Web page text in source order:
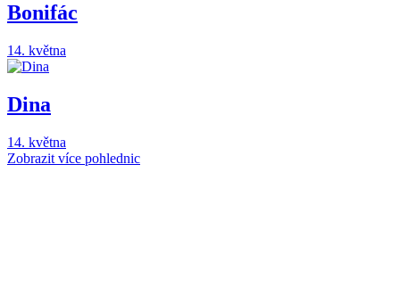
Bonifác
14. května
Dina
14. května
Zobrazit více pohlednic